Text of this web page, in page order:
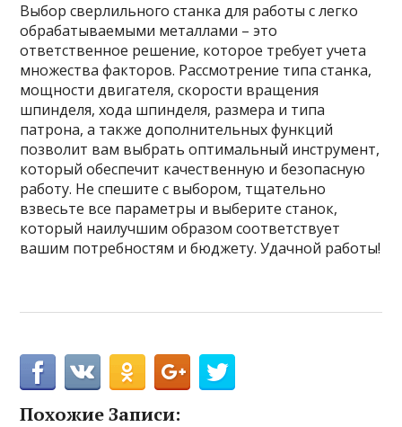
Выбор сверлильного станка для работы с легко
обрабатываемыми металлами – это
ответственное решение, которое требует учета
множества факторов. Рассмотрение типа станка,
мощности двигателя, скорости вращения
шпинделя, хода шпинделя, размера и типа
патрона, а также дополнительных функций
позволит вам выбрать оптимальный инструмент,
который обеспечит качественную и безопасную
работу. Не спешите с выбором, тщательно
взвесьте все параметры и выберите станок,
который наилучшим образом соответствует
вашим потребностям и бюджету. Удачной работы!
Похожие Записи: